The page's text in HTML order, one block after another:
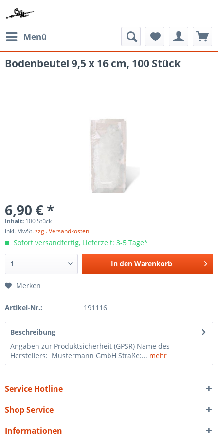
Menü
Bodenbeutel 9,5 x 16 cm, 100 Stück
6,90 € *
Inhalt: 100 Stück
inkl. MwSt.zzgl. Versandkosten
Sofort versandfertig, Lieferzeit: 3-5 Tage*
In den Warenkorb
Merken
Artikel-Nr.: 191116
Beschreibung
Angaben zur Produktsicherheit (GPSR) Name des
Herstellers: Mustermann GmbH Straße:... mehr
Service Hotline
Shop Service
Informationen